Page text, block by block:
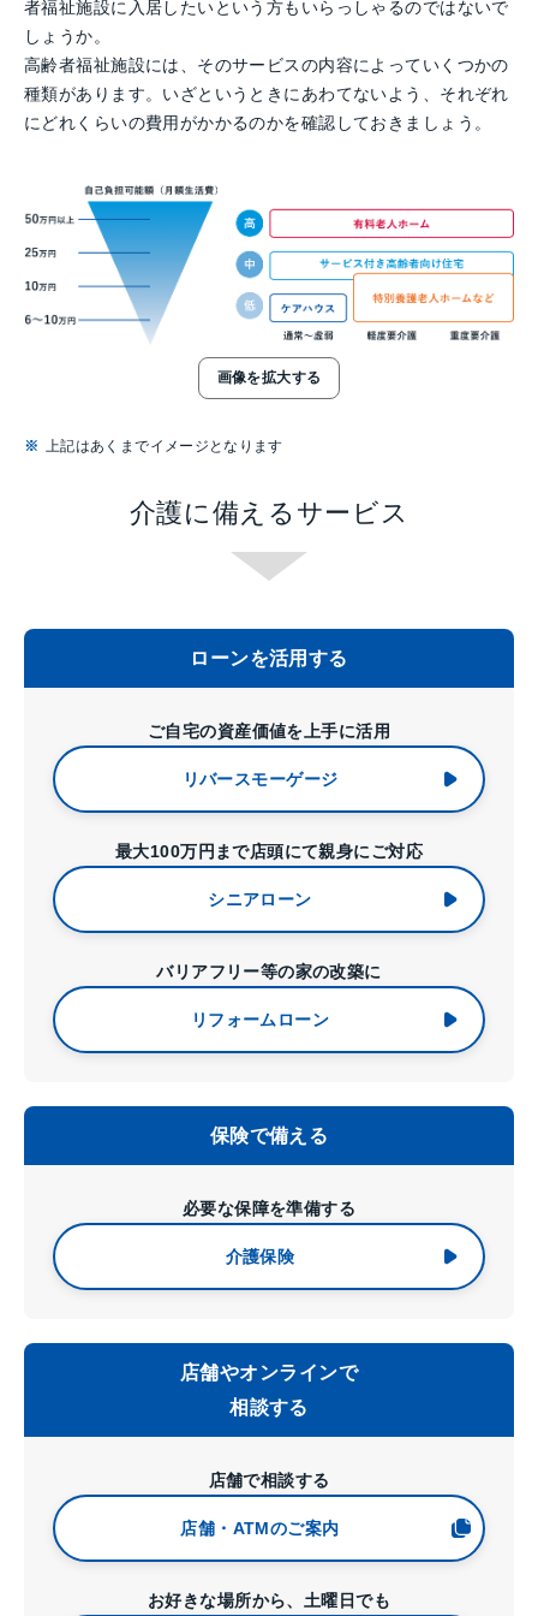
者福祉施設に入居したいという方もいらっしゃるのではないで
しょうか。
高齢者福祉施設には、そのサービスの内容によっていくつかの
種類があります。いざというときにあわてないよう、それぞれ
にどれくらいの費用がかかるのかを確認しておきましょう。
画像を拡大する
上記はあくまでイメージとなります
介護に備えるサービス
ローンを活用する
ご自宅の資産価値を上手に活用
リバースモーゲージ
最大100万円まで店頭にて親身にご対応
シニアローン
バリアフリー等の家の改築に
リフォームローン
保険で備える
必要な保障を準備する
介護保険
店舗やオンラインで
相談する
店舗で相談する
店舗・ATMのご案内
お好きな場所から、土曜日でも